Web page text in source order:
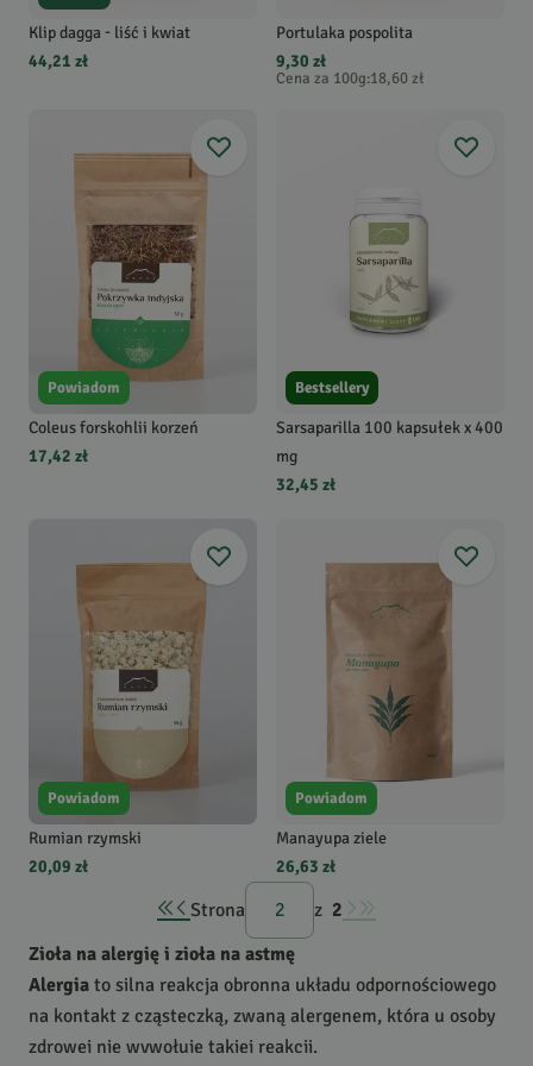
Klip dagga - liść i kwiat
44,21 zł
Portulaka pospolita
9,30 zł
Cena za 100g:18,60 zł
Powiadom
Coleus forskohlii korzeń
17,42 zł
Bestsellery
Sarsaparilla 100 kapsułek x 400
mg
32,45 zł
Powiadom
Rumian rzymski
20,09 zł
Powiadom
Manayupa ziele
26,63 zł
Strona z 2
Zioła na alergię i zioła na astmę
Alergia to silna reakcja obronna układu odpornościowego
na kontakt z cząsteczką, zwaną alergenem, która u osoby
zdrowej nie wywołuje takiej reakcji.